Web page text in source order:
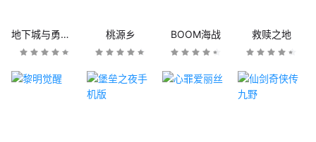
地下城与勇士M 桃源乡 BOOM海战 救赎之地